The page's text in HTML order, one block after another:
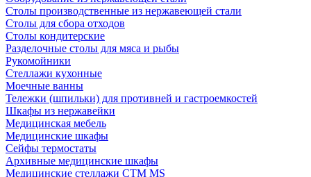
Столы производственные из нержавеющей стали
Столы для сбора отходов
Столы кондитерские
Разделочные столы для мяса и рыбы
Рукомойники
Стеллажи кухонные
Моечные ванны
Тележки (шпильки) для противней и гастроемкостей
Шкафы из нержавейки
Медицинская мебель
Медицинские шкафы
Сейфы термостаты
Архивные медицинские шкафы
Медицинские стеллажи CTM MS